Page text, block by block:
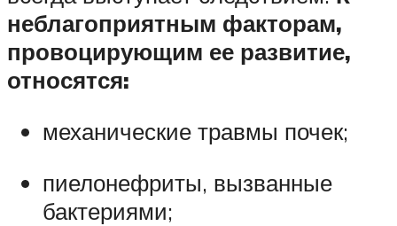
неблагоприятным факторам,
провоцирующим ее развитие,
относятся:
механические травмы почек;
пиелонефриты, вызванные
бактериями;